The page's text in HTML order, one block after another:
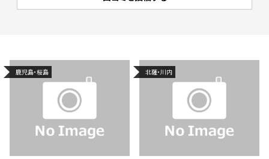
鹿児島・桜島 北薩・川内